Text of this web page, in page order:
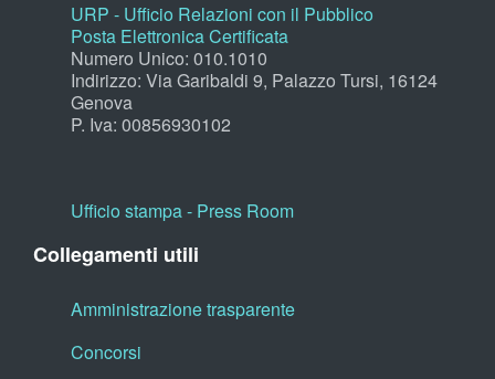
URP - Ufficio Relazioni con il Pubblico
Posta Elettronica Certificata
Numero Unico: 010.1010
Indirizzo: Via Garibaldi 9, Palazzo Tursi, 16124
Genova
P. Iva: 00856930102
Ufficio stampa - Press Room
Collegamenti utili
Amministrazione trasparente
Concorsi